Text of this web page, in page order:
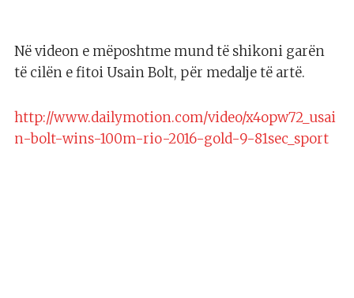
Në videon e mëposhtme mund të shikoni garën
të cilën e fitoi Usain Bolt, për medalje të artë.
http://www.dailymotion.com/video/x4opw72_usai
n-bolt-wins-100m-rio-2016-gold-9-81sec_sport